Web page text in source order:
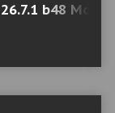
b48 Mod